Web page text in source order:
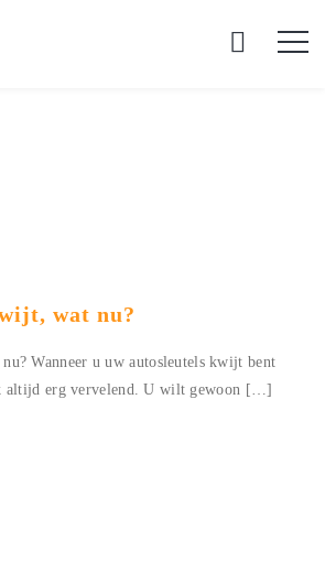
wat nu?
Wanneer u uw autosleutels kwijt bent
altijd erg vervelend. U wilt gewoon […]